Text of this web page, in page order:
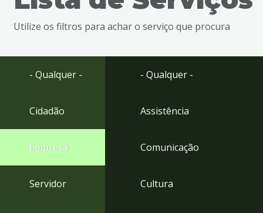
busca
Ir
Utilize os filtros para achar o serviço que procura
- Qualquer -
Cidadão
Empresa
Servidor
- Qualquer -
Assistência
Comunicação
Cultura